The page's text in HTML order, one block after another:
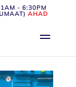
- 6:30PM
AHAD